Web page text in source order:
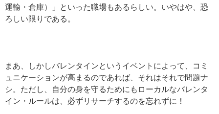
運輸・倉庫）」といった職場もあるらしい。いやはや、恐
ろしい限りである。
まあ、しかしバレンタインというイベントによって、コミ
ュニケーションが高まるのであれば、それはそれで問題ナ
シ。ただし、自分の身を守るためにもローカルなバレンタ
イン・ルールは、必ずリサーチするのを忘れずに！